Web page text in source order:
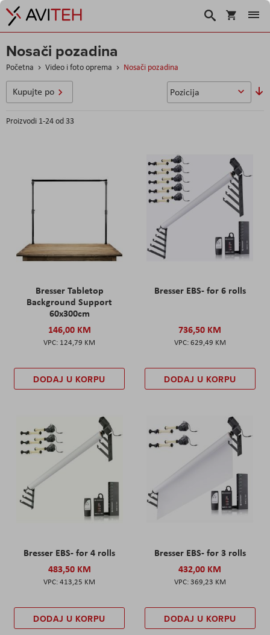
Korpa
Traži
Nosači pozadina
Početna Video i foto oprema Nosači pozadina
Proizvodi 1-24od33
Bresser Tabletop
Background Support
60x300cm
146,00 KM
124,79 KM
DODAJ U KORPU
Bresser EBS- for 6 rolls
736,50 KM
629,49 KM
DODAJ U KORPU
Bresser EBS- for 4 rolls
483,50 KM
413,25 KM
DODAJ U KORPU
Bresser EBS- for 3 rolls
432,00 KM
369,23 KM
DODAJ U KORPU
Kupujte po